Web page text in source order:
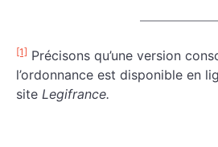
[1] Précisons qu’une version
l’ordonnance est disponible en
site Legifrance.